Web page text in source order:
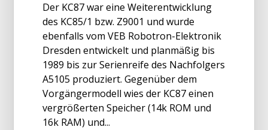
Der KC87 war eine Weiterentwicklung
des KC85/1 bzw. Z9001 und wurde
ebenfalls vom VEB Robotron-Elektronik
Dresden entwickelt und planmäßig bis
1989 bis zur Serienreife des Nachfolgers
A5105 produziert. Gegenüber dem
Vorgängermodell wies der KC87 einen
vergrößerten Speicher (14k ROM und
16k RAM) und...